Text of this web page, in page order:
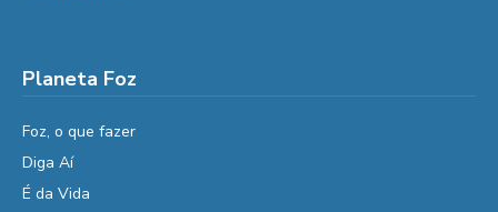
Planeta Foz
Foz, o que fazer
Diga Aí
É da Vida